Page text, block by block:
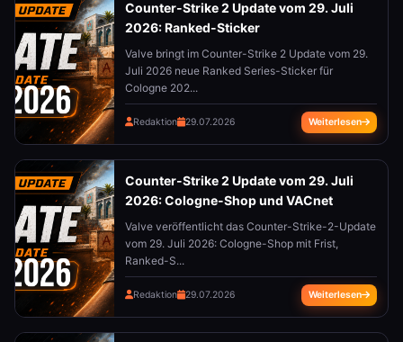
Counter-Strike 2 Update vom 29. Juli
2026: Ranked-Sticker
Valve bringt im Counter-Strike 2 Update vom 29.
Juli 2026 neue Ranked Series-Sticker für
Cologne 202...
Redaktion 29.07.2026 Weiterlesen
Counter-Strike 2 Update vom 29. Juli
2026: Cologne-Shop und VACnet
Valve veröffentlicht das Counter-Strike-2-Update
vom 29. Juli 2026: Cologne-Shop mit Frist,
Ranked-S...
Redaktion 29.07.2026 Weiterlesen